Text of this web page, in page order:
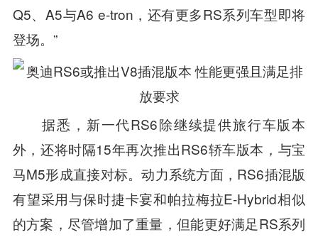
Q5、A5与A6 e-tron，还有更多RS系列车型即将
登场。”
据悉，新一代RS6除继续提供旅行车版本
外，还将时隔15年再次推出RS6轿车版本，与宝
马M5形成直接对标。动力系统方面，RS6插混版
有望采用与保时捷卡宴和帕拉梅拉E-Hybrid相似
的方案，尽管增加了重量，但能更好满足RS系列